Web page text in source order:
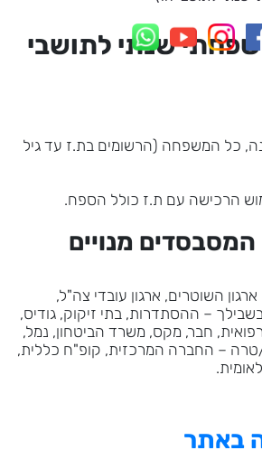
שנתי לתושבי
כל המשפחה (הרשומים בת.ז עד גיל
הרכישה עם ת.ז כולל הספח.
המסבסדים מנויים
השוטרים, ארגון עובדי צה"ל,
– ההסתדרות, בתי זיקוק, גודיס,
חבר, מקס, משרד הביטחון, נמל,
– החברה המרכזית, קופ"ח כללית,
באתר